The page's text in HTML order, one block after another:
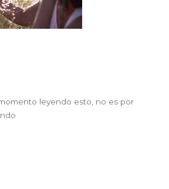
leyendo esto, no es por